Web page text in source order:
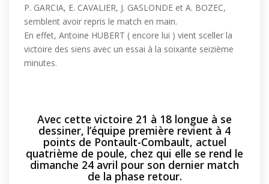
P. GARCIA, E. CAVALIER, J. GASLONDE et A. BOZEC,
semblent avoir repris le match en main.
En effet, Antoine HUBERT ( encore lui ) vient sceller la
victoire des siens avec un essai à la soixante seizième
minutes.
Avec cette victoire 21 à 18 longue à se
dessiner, l’équipe première revient à 4
points de Pontault-Combault, actuel
quatrième de poule, chez qui elle se rend le
dimanche 24 avril pour son dernier match
de la phase retour.